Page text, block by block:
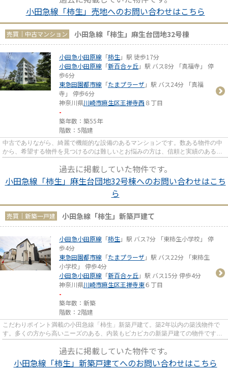
小田急線「柿生」売地へのお問い合わせはこちら
売買｜中古マンション 小田急線「柿生」麻生台団地32号棟
小田急小田原線 「柿生」駅 徒歩17分
小田急小田原線 「新百合ヶ丘」駅 バス8分 「真福寺」 停
歩6分
東急田園都市線 「たまプラーザ 」駅 バス24分 「真福
寺」 停歩6分
神奈川県川崎市麻生区王禅寺西 ８丁目
-
築年数：築55年
階数：5階建
中古でありながら、綺麗で機能的な設備のあるマンションです。数ある物件の中
から、希望する物件を見つけるのは難しいとお悩みの方は、信頼と実績のある当
過去に掲載していた物件です。
小田急線「柿生」麻生台団地32号棟へのお問い合わせはこち
ら
売買｜新築一戸建 小田急線「柿生」新築戸建て
小田急小田原線 「柿生」駅 バス7分 「東柿生小学校」 停
歩4分
東急田園都市線 「たまプラーザ 」駅 バス22分 「東柿生
小学校」 停歩4分
小田急小田原線 「新百合ヶ丘」駅 バス15分 停歩4分
神奈川県川崎市麻生区王禅寺東６丁目
-
築年数：新築
階数：2階建
こだわりポイント満載の小田急線「柿生」新築戸建て。築2年以内の築浅物件で
す。多くの方から高いニーズのある、内装もピカピカの新築戸建ての物件です。
過去に掲載していた物件です。
小田急線「柿生」新築戸建てへのお問い合わせはこちら